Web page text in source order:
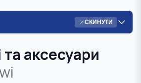
СКИНУТИ
аксесуари